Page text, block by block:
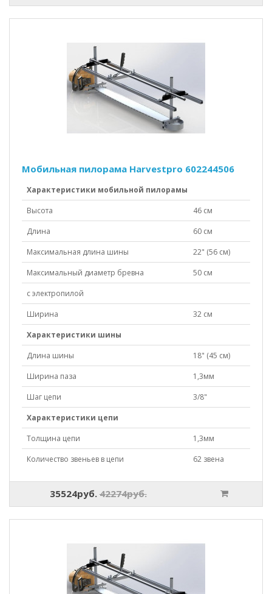
Мобильная пилорама Harvestpro 602244506
Характеристики мобильной пилорамы
Высота
46 см
Длина
60 см
Максимальная длина шины
22" (56 см)
Максимальный диаметр бревна
50 см
с электропилой
Ширина
32 см
Характеристики шины
Длина шины
18" (45 см)
Ширина паза
1,3мм
Шаг цепи
3/8"
Характеристики цепи
Толщина цепи
1,3мм
Количество звеньев в цепи
62 звена
35524руб. 42274руб.